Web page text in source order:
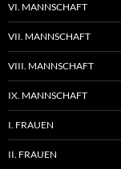
VI. MANNSCHAFT
VII. MANNSCHAFT
VIII. MANNSCHAFT
IX. MANNSCHAFT
I. FRAUEN
II. FRAUEN